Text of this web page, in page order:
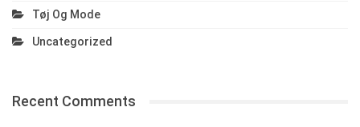
Tøj Og Mode
Uncategorized
Recent Comments